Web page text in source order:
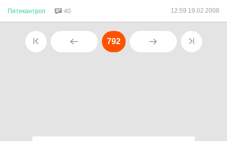
Питекантроп 40 12:59 19.02.2008
792